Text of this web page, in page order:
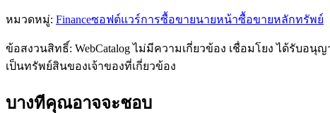
หมวดหมู่: Financeซอฟต์แวร์การซื้อขายนายหน้าซื้อขายหลักทรัพย์
ข้อสงวนสิทธิ์: WebCatalog ไม่มีความเกี่ยวข้อง เชื่อมโยง ได้รับ
เป็นทรัพย์สินของเจ้าของที่เกี่ยวข้อง
บางทีคุณอาจจะชอบ